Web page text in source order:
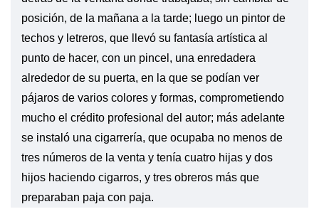
posición, de la mañana a la tarde; luego un pintor de
techos y letreros, que llevó su fantasía artística al
punto de hacer, con un pincel, una enredadera
alrededor de su puerta, en la que se podían ver
pájaros de varios colores y formas, comprometiendo
mucho el crédito profesional del autor; más adelante
se instaló una cigarrería, que ocupaba no menos de
tres números de la venta y tenía cuatro hijas y dos
hijos haciendo cigarros, y tres obreros más que
preparaban paja con paja.